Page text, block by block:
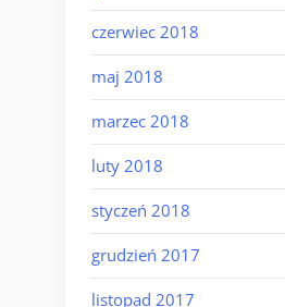
czerwiec 2018
maj 2018
marzec 2018
luty 2018
styczeń 2018
grudzień 2017
listopad 2017